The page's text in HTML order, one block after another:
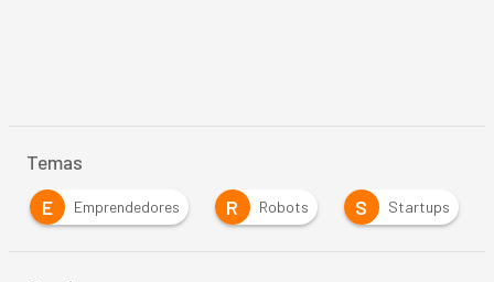
Temas
E
Emprendedores R Robots S Startups